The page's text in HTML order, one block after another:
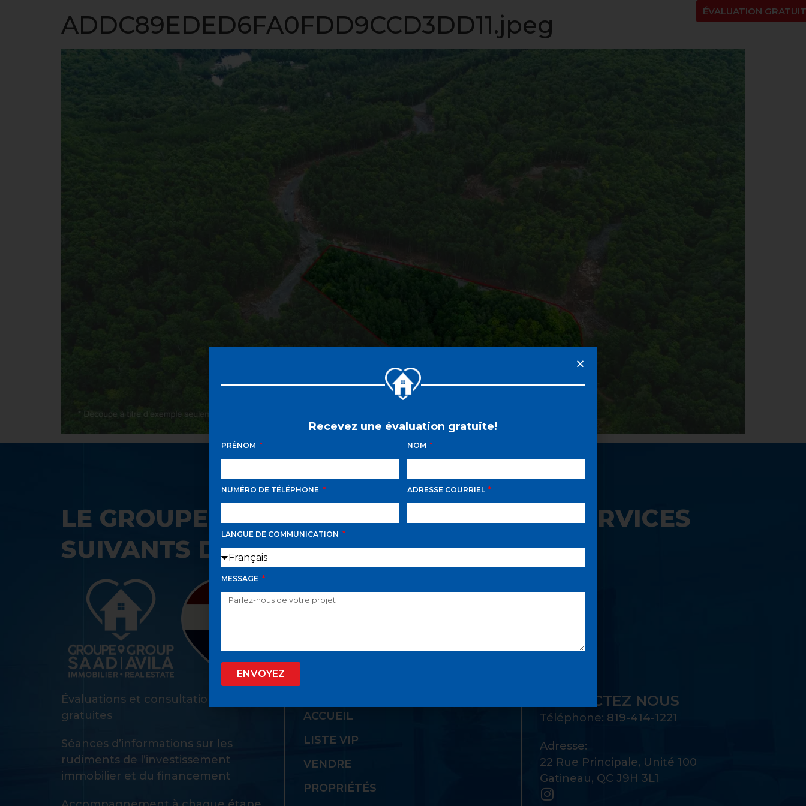
ÉVALUATION
ADDC89EDED6FA0FDD9CCD3DD11.jpeg
LE GROUPE SAAD AVILA PROPOSE LES SERVICES
SUIVANTS DANS SON GUICHET UNIQUE:
Évaluations et consultations d’achat
gratuites
Séances d’informations sur les
rudiments de l’investissement
immobilier et du financement
ACCUEIL
LISTE VIP
VENDRE
PROPRIÉTÉS
CONTACTEZ NOUS
Téléphone: 819-414-1221
Adresse:
22 Rue Principale, Unité 100
Gatineau, QC J9H 3L1
Recevez une évaluation gratuite!
PRÉNOM NOM
NUMÉRO DE TÉLÉPHONE ADRESSE COURRIEL
LANGUE DE COMMUNICATION
MESSAGE
ENVOYEZ